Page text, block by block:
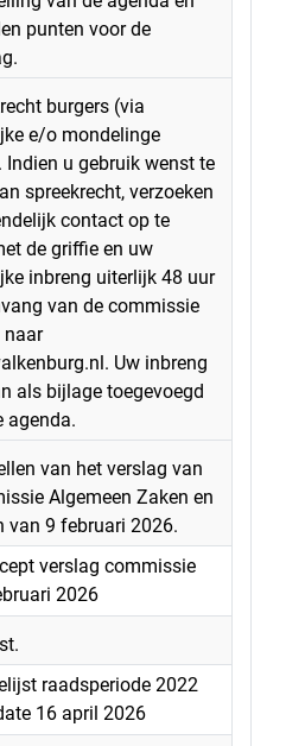
punten voor de
burgers (via
e/o mondelinge
Indien u gebruik wenst te
spreekrecht, verzoeken
contact op te
de griffie en uw
inbreng uiterlijk 48 uur
van de commissie
naar
Uw inbreng
als bijlage toegevoegd
agenda.
van het verslag van
Algemeen Zaken en
van 9 februari 2026.
verslag commissie
2026
raadsperiode 2022
16 april 2026